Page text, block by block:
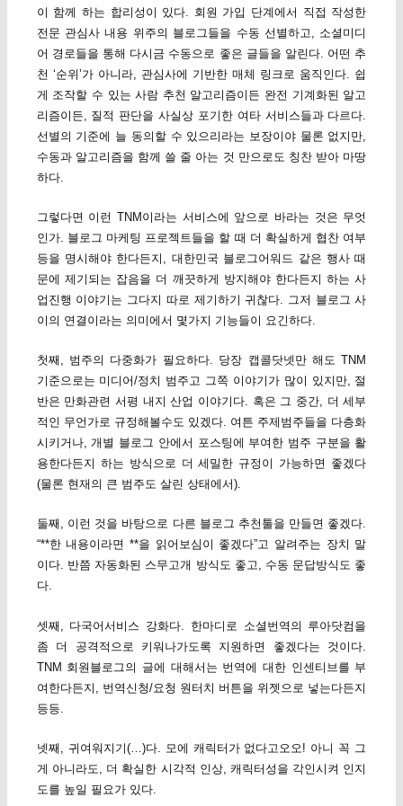
이 함께 하는 합리성이 있다. 회원 가입 단계에서 직접 작성한
전문 관심사 내용 위주의 블로그들을 수동 선별하고, 소셜미디
어 경로들을 통해 다시금 수동으로 좋은 글들을 알린다. 어떤 추
천 ‘순위’가 아니라, 관심사에 기반한 매체 링크로 움직인다. 쉽
게 조작할 수 있는 사람 추천 알고리즘이든 완전 기계화된 알고
리즘이든, 질적 판단을 사실상 포기한 여타 서비스들과 다르다.
선별의 기준에 늘 동의할 수 있으리라는 보장이야 물론 없지만,
수동과 알고리즘을 함께 쓸 줄 아는 것 만으로도 칭찬 받아 마땅
하다.
그렇다면 이런 TNM이라는 서비스에 앞으로 바라는 것은 무엇
인가. 블로그 마케팅 프로젝트들을 할 때 더 확실하게 협찬 여부
등을 명시해야 한다든지, 대한민국 블로그어워드 같은 행사 때
문에 제기되는 잡음을 더 깨끗하게 방지해야 한다든지 하는 사
업진행 이야기는 그다지 따로 제기하기 귀찮다. 그저 블로그 사
이의 연결이라는 의미에서 몇가지 기능들이 요긴하다.
첫째, 범주의 다중화가 필요하다. 당장 캡콜닷넷만 해도 TNM
기준으로는 미디어/정치 범주고 그쪽 이야기가 많이 있지만, 절
반은 만화관련 서평 내지 산업 이야기다. 혹은 그 중간, 더 세부
적인 무언가로 규정해볼수도 있겠다. 여튼 주제범주들을 다층화
시키거나, 개별 블로그 안에서 포스팅에 부여한 범주 구분을 활
용한다든지 하는 방식으로 더 세밀한 규정이 가능하면 좋겠다
(물론 현재의 큰 범주도 살린 상태에서).
둘째, 이런 것을 바탕으로 다른 블로그 추천툴을 만들면 좋겠다.
“**한 내용이라면 **을 읽어보심이 좋겠다”고 알려주는 장치 말
이다. 반쯤 자동화된 스무고개 방식도 좋고, 수동 문답방식도 좋
다.
셋째, 다국어서비스 강화다. 한마디로 소셜번역의 루아닷컴을
좀 더 공격적으로 키워나가도록 지원하면 좋겠다는 것이다.
TNM 회원블로그의 글에 대해서는 번역에 대한 인센티브를 부
여한다든지, 번역신청/요청 원터치 버튼을 위젯으로 넣는다든지
등등.
넷째, 귀여워지기(…)다. 모에 캐릭터가 없다고오오! 아니 꼭 그
게 아니라도, 더 확실한 시각적 인상, 캐릭터성을 각인시켜 인지
도를 높일 필요가 있다.